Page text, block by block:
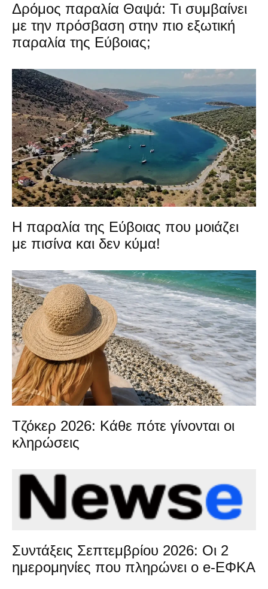
Δρόμος παραλία Θαψά: Τι συμβαίνει
με την πρόσβαση στην πιο εξωτική
παραλία της Εύβοιας;
Η παραλία της Εύβοιας που μοιάζει
με πισίνα και δεν κύμα!
Τζόκερ 2026: Κάθε πότε γίνονται οι
κληρώσεις
Συντάξεις Σεπτεμβρίου 2026: Οι 2
ημερομηνίες που πληρώνει ο e-ΕΦΚΑ